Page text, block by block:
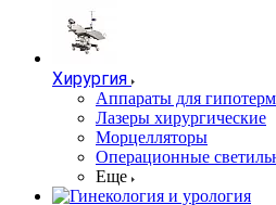
Хирургия
Аппараты для
Лазеры хирургические
Морцелляторы
Операционные
Еще